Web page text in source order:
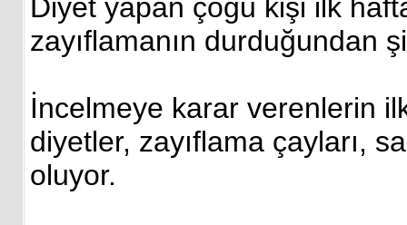
Diyet yapan çoğu kişi ilk
zayıflamanın durduğundan
İncelmeye karar verenlerin
diyetler, zayıflama çayları,
oluyor.